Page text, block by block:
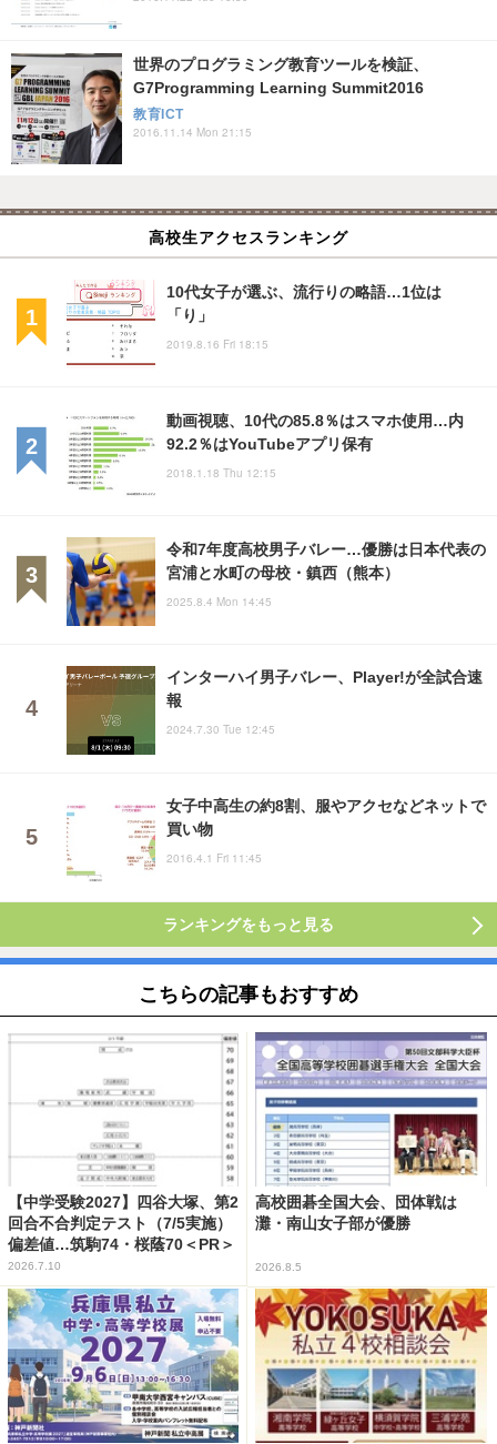
世界のプログラミング教育ツールを検証、
G7Programming Learning Summit2016
教育ICT
2016.11.14 Mon 21:15
高校生アクセスランキング
10代女子が選ぶ、流行りの略語…1位は
「り」
2019.8.16 Fri 18:15
動画視聴、10代の85.8％はスマホ使用…内
92.2％はYouTubeアプリ保有
2018.1.18 Thu 12:15
令和7年度高校男子バレー…優勝は日本代表の
宮浦と水町の母校・鎮西（熊本）
2025.8.4 Mon 14:45
インターハイ男子バレー、Player!が全試合速
報
2024.7.30 Tue 12:45
女子中高生の約8割、服やアクセなどネットで
買い物
2016.4.1 Fri 11:45
ランキングをもっと見る
こちらの記事もおすすめ
【中学受験2027】四谷大塚、第2
回合不合判定テスト（7/5実施）
偏差値…筑駒74・桜蔭70＜PR＞
2026.7.10
高校囲碁全国大会、団体戦は
灘・南山女子部が優勝
2026.8.5